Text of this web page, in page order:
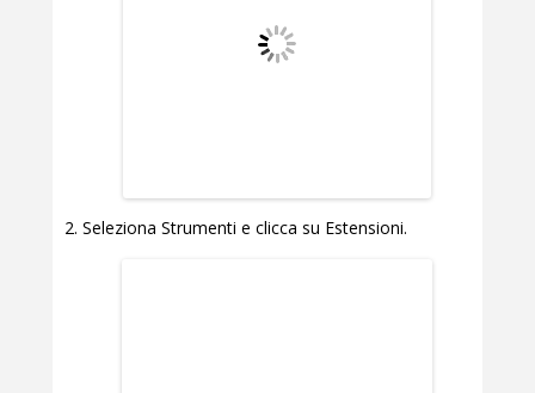
Seleziona Strumenti e clicca su Estensioni.